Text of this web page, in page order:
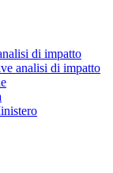
di impatto
analisi di impatto